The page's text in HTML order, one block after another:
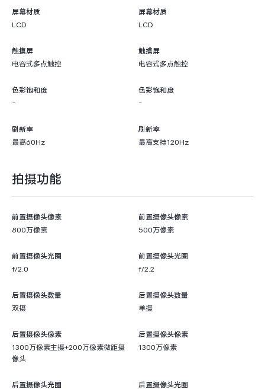
屏幕材质
LCD
屏幕材质
LCD
触摸屏
电容式多点触控
触摸屏
电容式多点触控
色彩饱和度
-
色彩饱和度
-
刷新率
最高60Hz
刷新率
最高支持120Hz
拍摄功能
前置摄像头像素
800万像素
前置摄像头像素
500万像素
前置摄像头光圈
f/2.0
前置摄像头光圈
f/2.2
后置摄像头数量
双摄
后置摄像头数量
单摄
后置摄像头像素
1300万像素主摄+200万像素微距摄
像头
后置摄像头像素
1300万像素
后置摄像头光圈
后置摄像头光圈